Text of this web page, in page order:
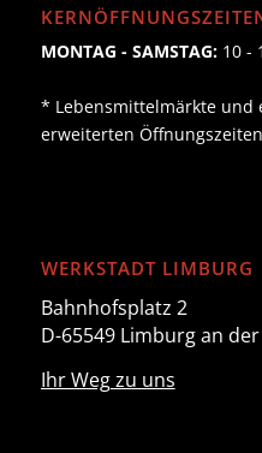
MONTAG - SAMSTAG:10 -
* Lebensmittelmärkte und
erweiterten Öffnungszeiten
WERKSTADT LIMBURG
Bahnhofsplatz 2
D-65549 Limburg an
Ihr Weg zu uns